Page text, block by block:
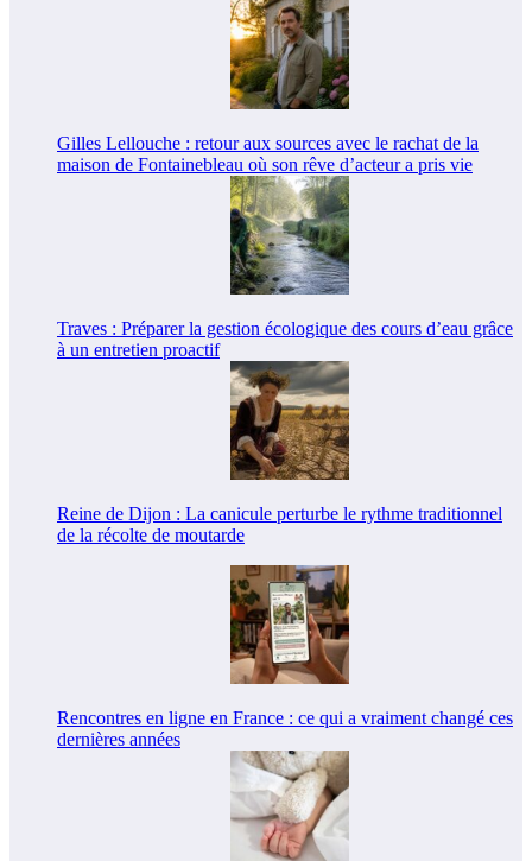
Gilles Lellouche : retour aux sources avec le rachat de la
maison de Fontainebleau où son rêve d’acteur a pris vie
Traves : Préparer la gestion écologique des cours d’eau grâce
à un entretien proactif
Reine de Dijon : La canicule perturbe le rythme traditionnel
de la récolte de moutarde
Rencontres en ligne en France : ce qui a vraiment changé ces
dernières années